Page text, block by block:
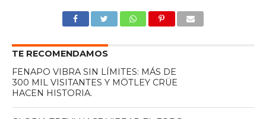
TE RECOMENDAMOS
FENAPO VIBRA SIN LÍMITES: MÁS DE
300 MIL VISITANTES Y MÖTLEY CRÜE
HACEN HISTORIA.